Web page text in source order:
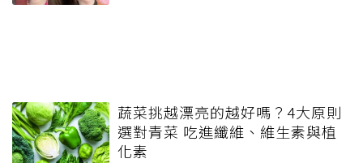
蔬菜挑越漂亮的越好嗎？4大原則
選對青菜 吃進纖維、維生素與植
化素